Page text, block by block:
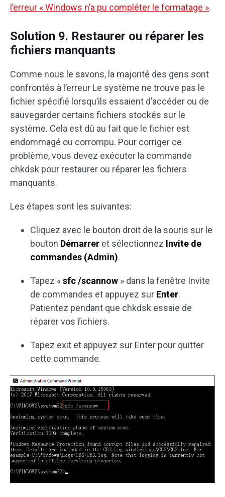
l’erreur « Windows n’a pu compléter le formatage ».
Solution 9. Restaurer ou réparer les
fichiers manquants
Comme nous le savons, la majorité des gens sont
confrontés à l’erreur Le système ne trouve pas le
fichier spécifié lorsqu’ils essaient d’accéder ou de
sauvegarder certains fichiers stockés sur le
système. Cela est dû au fait que le fichier est
endommagé ou corrompu. Pour corriger ce
problème, vous devez exécuter la commande
chkdsk pour restaurer ou réparer les fichiers
manquants.
Les étapes sont les suivantes:
Cliquez avec le bouton droit de la souris sur le
bouton Démarrer et sélectionnez Invite de
commandes (Admin).
Tapez «sfc /scannow » dans la fenêtre Invite
de commandes et appuyez sur Enter.
Patientez pendant que chkdsk essaie de
réparer vos fichiers.
Tapez exit et appuyez sur Enter pour quitter
cette commande.